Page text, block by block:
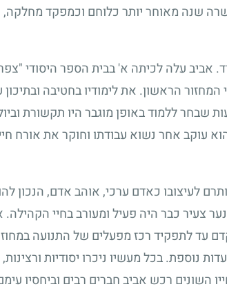
שנה מאוחר יותר כלוחם וכמפקד
עלה לכיתה א' בבית הספר היסודי
הראשון. את לימודיו בחטיבה
שבחר ללמוד באופן מוגבר היו תקשורת
עוקב אחר נשוא עבודתו וחוקר את אורח
לעיצובו כאדם ערכי, אוהב אדם, הנכון
צעיר כבר היה פעיל ומעורב בחיי
עד לתפקיד רכז מפעלים של התנועה
נוספת. בכל מעשיו ניכרו יסודיות
השונים רכש אביב חברים רבים וביחסיו